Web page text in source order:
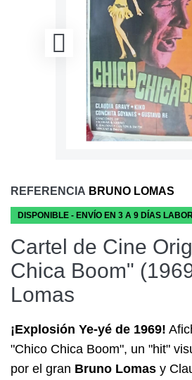
REFERENCIA BRUNO LOMAS
DISPONIBLE - ENVÍO EN 3 A 9 DÍAS
Cartel de Cine
Chica Boom"
Lomas
¡Explosión Ye-yé de 1969!
"Chico Chica Boom", un "hit"
por el gran Bruno Lomas y